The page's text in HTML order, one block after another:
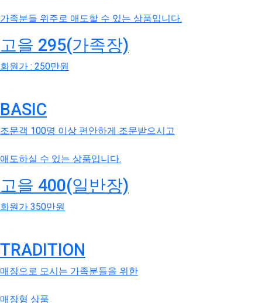
가족분들 위주로 애도할 수 있는 상품입니다.
고을 295(가족장)
회원가 : 250만원
BASIC
조문객 100명 이상 편안하게 조문받으시고
애도하실 수 있는 상품입니다.
고을 400(일반장)
회원가 350만원
TRADITION
매장으로 모시는 가족분들을 위한
매장형 상품